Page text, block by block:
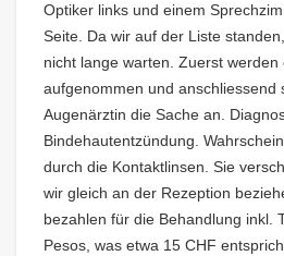
Optiker links und einem
Seite. Da wir auf der Liste
nicht lange warten. Zuerst werden
aufgenommen und anschliessend
Augenärztin die Sache an.
Bindehautentzündung.
durch die Kontaktlinsen. Sie
wir gleich an der Rezeption
bezahlen für die Behandlung inkl.
Pesos, was etwa 15 CHF